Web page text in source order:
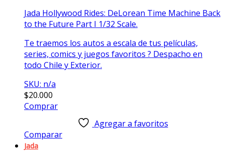
Jada Hollywood Rides: DeLorean Time Machine Back
to the Future Part I 1/32 Scale.
Te traemos los autos a escala de tus películas,
series, comics y juegos favoritos ? Despacho en
todo Chile y Exterior.
SKU: n/a
$20.000
Comprar
Agregar a favoritos
Comparar
Jada